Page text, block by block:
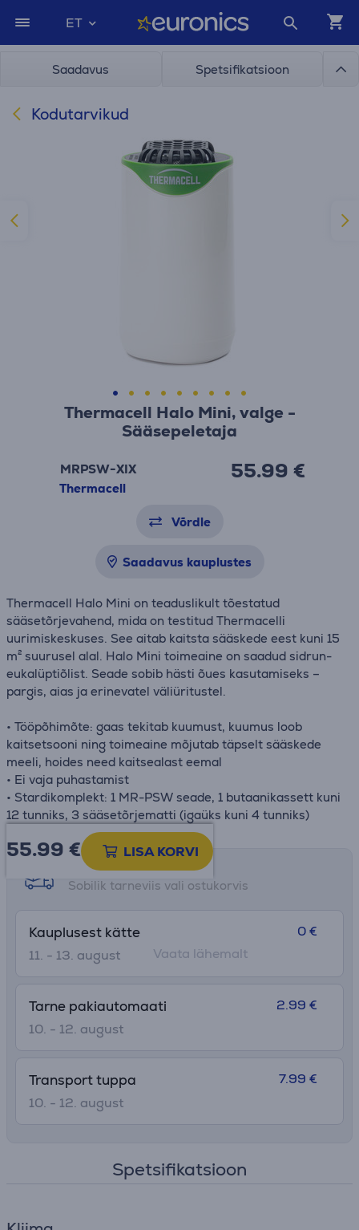
ET
Saadavus Spetsifikatsioon
Kodutarvikud
Thermacell Halo Mini, valge -
Sääsepeletaja
MRPSW-XIX
Thermacell
55.99 €
Võrdle
Saadavus kauplustes
Thermacell Halo Mini on teaduslikult tõestatud
sääsetõrjevahend, mida on testitud Thermacelli
uurimiskeskuses. See aitab kaitsta sääskede eest kuni 15
m² suurusel alal. Halo Mini toimeaine on saadud sidrun-
eukalüptiõlist. Seade sobib hästi õues kasutamiseks –
pargis, aias ja erinevatel väliüritustel.
• Tööpõhimõte: gaas tekitab kuumust, kuumus loob
kaitsetsooni ning toimeaine mõjutab täpselt sääskede
meeli, hoides need kaitsealast eemal
• Ei vaja puhastamist
• Stardikomplekt: 1 MR-PSW seade, 1 butaanikassett kuni
12 tunniks, 3 sääsetõrjematti (igaüks kuni 4 tunniks)
55.99 € LISA KORVI
Tarne võimalused
Sobilik tarneviis vali ostukorvis
Kauplusest kätte
11. - 13. august
0 €
Vaata lähemalt
Tarne pakiautomaati
10. - 12. august
2.99 €
Transport tuppa
10. - 12. august
7.99 €
Spetsifikatsioon